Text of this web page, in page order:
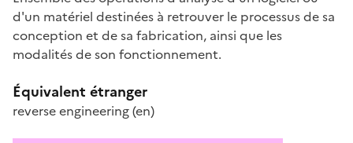
d'un matériel destinées à retrouver le processus de sa
conception et de sa fabrication, ainsi que les
modalités de son fonctionnement.
Équivalent étranger
reverse engineering(en)